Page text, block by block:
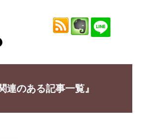
連のある記事一覧』